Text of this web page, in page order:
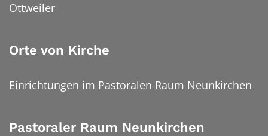
Ottweiler
Orte von Kirche
Einrichtungen im Pastoralen Raum Neunkirchen
Pastoraler Raum Neunkirchen